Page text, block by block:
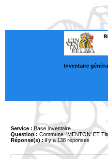
Inventaire
Service : Base Inventaire
Question : Commune='MENTON' ET
Réponse(s) :il y a 138 réponses